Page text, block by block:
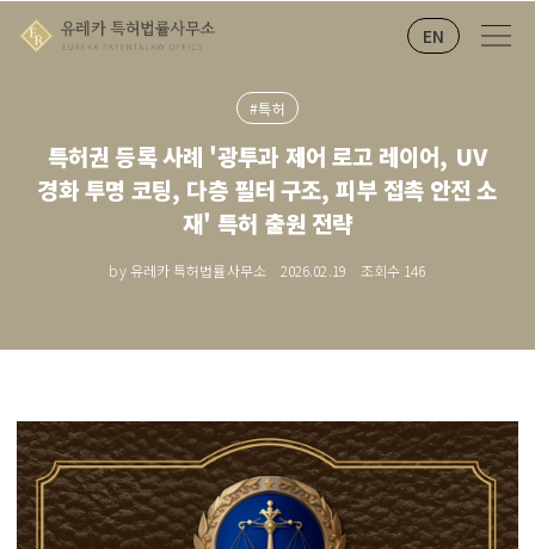
EN
#특허
특허권 등록 사례 '광투과 제어 로고 레이어, UV
경화 투명 코팅, 다층 필터 구조, 피부 접촉 안전 소
재' 특허 출원 전략
by 유레카 특허법률사무소 2026.02.19 조회수 146